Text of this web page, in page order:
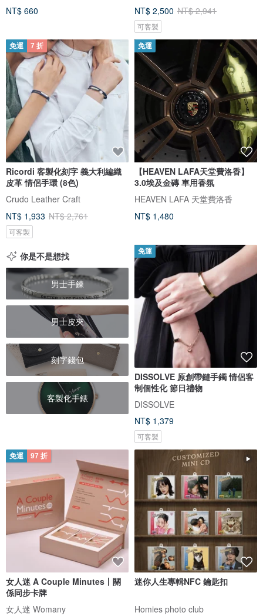
NT$ 660
NT$ 2,500 NT$ 2,941
可客製
免運 7 折
Ricordi 客製化刻字 義大利編織
皮革 情侶手環 (8色)
Crudo Leather Craft
NT$ 1,933 NT$ 2,761
可客製
免運
【HEAVEN LAFA天堂費洛香】
3.0埃及金磚 車用香氛
HEAVEN LAFA 天堂費洛香
NT$ 1,480
你是不是想找
男士手鍊
男士皮夾
刻字錢包
客製化手錶
免運
DISSOLVE 原創帶鏈手鐲 情侶客
制個性化 節日禮物
DISSOLVE
NT$ 1,379
可客製
免運 97 折
女人迷 A Couple Minutes丨關
係同步卡牌
女人迷 Womany
迷你人生專輯NFC 鑰匙扣
Homies photo club